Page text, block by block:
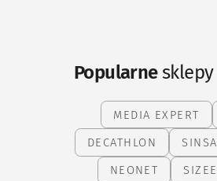
Popularnesklepy
MEDIA EXPERT
DECATHLON
NEONET